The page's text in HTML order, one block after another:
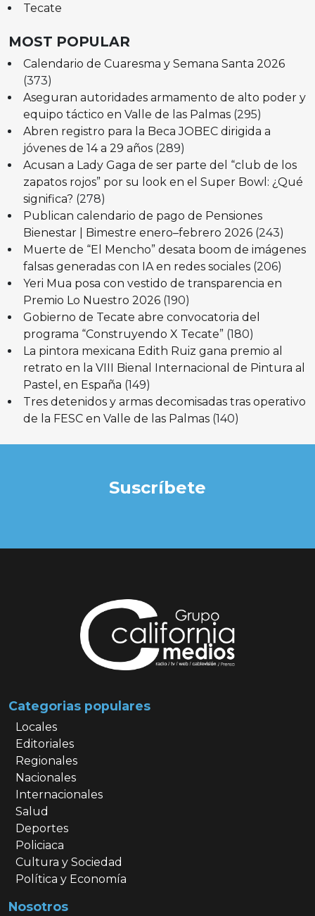
Tecate
MOST POPULAR
Calendario de Cuaresma y Semana Santa 2026
(373)
Aseguran autoridades armamento de alto poder y
equipo táctico en Valle de las Palmas (295)
Abren registro para la Beca JOBEC dirigida a
jóvenes de 14 a 29 años (289)
Acusan a Lady Gaga de ser parte del “club de los
zapatos rojos” por su look en el Super Bowl: ¿Qué
significa? (278)
Publican calendario de pago de Pensiones
Bienestar | Bimestre enero–febrero 2026 (243)
Muerte de “El Mencho” desata boom de imágenes
falsas generadas con IA en redes sociales (206)
Yeri Mua posa con vestido de transparencia en
Premio Lo Nuestro 2026 (190)
Gobierno de Tecate abre convocatoria del
programa “Construyendo X Tecate” (180)
La pintora mexicana Edith Ruiz gana premio al
retrato en la VIII Bienal Internacional de Pintura al
Pastel, en España (149)
Tres detenidos y armas decomisadas tras operativo
de la FESC en Valle de las Palmas (140)
Suscríbete
Categorias populares
Locales
Editoriales
Regionales
Nacionales
Internacionales
Salud
Deportes
Policiaca
Cultura y Sociedad
Política y Economía
Nosotros